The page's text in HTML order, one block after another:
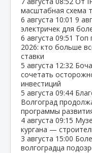
масштабная схема
6 августа 10:01 9
электричек для
6 августа 09:51 Топ
2026: кто больше
ставки
5 августа 12:32
сочетать
инвестиций
5 августа 09:44
Волгоград
программы
4 августа 09:15
кургана —
3 августа 15:00
волгоградца